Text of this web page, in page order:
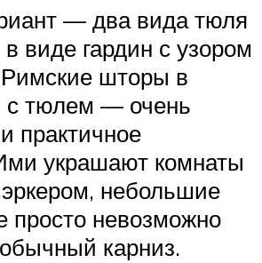
— два вида тюля
виде гардин с узором
шторы в
с тюлем — очень
практичное
украшают комнаты
небольшие
просто невозможно
карниз.